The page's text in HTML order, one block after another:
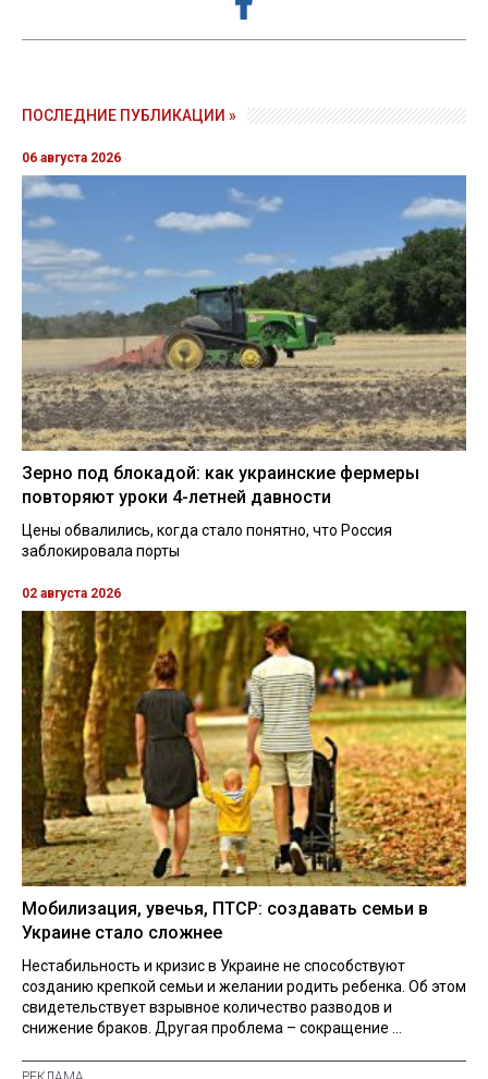
ПОСЛЕДНИЕ ПУБЛИКАЦИИ »
06 августа 2026
Зерно под блокадой: как украинские фермеры
повторяют уроки 4-летней давности
Цены обвалились, когда стало понятно, что Россия
заблокировала порты
02 августа 2026
Мобилизация, увечья, ПТСР: создавать семьи в
Украине стало сложнее
Нестабильность и кризис в Украине не способствуют
созданию крепкой семьи и желании родить ребенка. Об этом
свидетельствует взрывное количество разводов и
снижение браков. Другая проблема – сокращение ...